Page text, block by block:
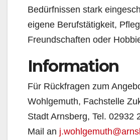
Bedürfnissen stark
eigene Berufstätigkeit,
Freundschaften oder
Information
Für Rückfragen zum
Wohlgemuth, Fachstelle
Stadt Arnsberg, Tel. 02932
Mail an